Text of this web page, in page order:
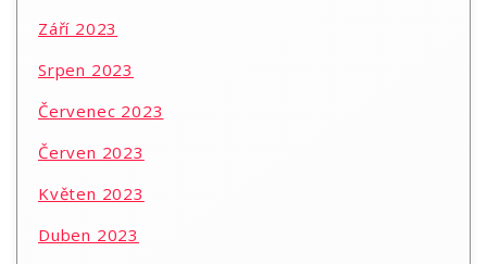
Září 2023
Srpen 2023
Červenec 2023
Červen 2023
Květen 2023
Duben 2023